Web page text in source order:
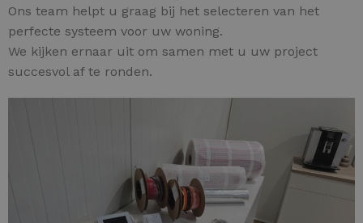
Ons team helpt u graag bij het selecteren van het
perfecte systeem voor uw woning.
We kijken ernaar uit om samen met u uw project
succesvol af te ronden.